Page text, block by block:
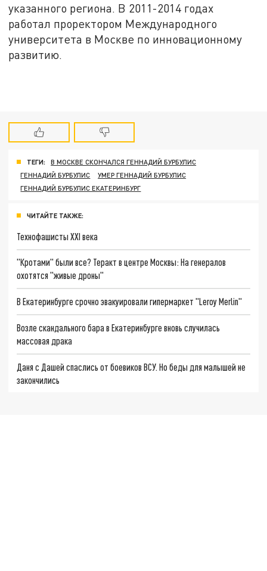
указанного региона. В 2011-2014 годах
работал проректором Международного
университета в Москве по инновационному
развитию.
ТЕГИ:
В МОСКВЕ СКОНЧАЛСЯ ГЕННАДИЙ БУРБУЛИС
ГЕННАДИЙ БУРБУЛИС
УМЕР ГЕННАДИЙ БУРБУЛИС
ГЕННАДИЙ БУРБУЛИС ЕКАТЕРИНБУРГ
ЧИТАЙТЕ ТАКЖЕ:
Технофашисты XXI века
"Кротами" были все? Теракт в центре Москвы: На генералов
охотятся "живые дроны"
В Екатеринбурге срочно эвакуировали гипермаркет "Leroy Merlin"
Возле скандального бара в Екатеринбурге вновь случилась
массовая драка
Даня с Дашей спаслись от боевиков ВСУ. Но беды для малышей не
закончились